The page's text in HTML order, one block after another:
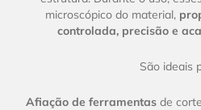
microscópico do material,
controlada, precisão e
São ideais
Afiação de ferramentasde